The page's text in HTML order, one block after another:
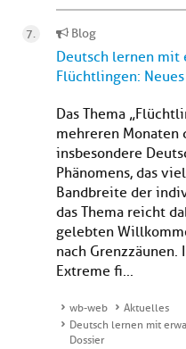
Blog
Deutsch lernen mit
Flüchtlingen:
Das Thema
mehreren Monaten
insbesondere
Phänomens, das
Bandbreite der
das Thema reicht
gelebten
nach
Extreme fi...
wb-web
Aktuelles
Deutsch lernen mit
Dossier